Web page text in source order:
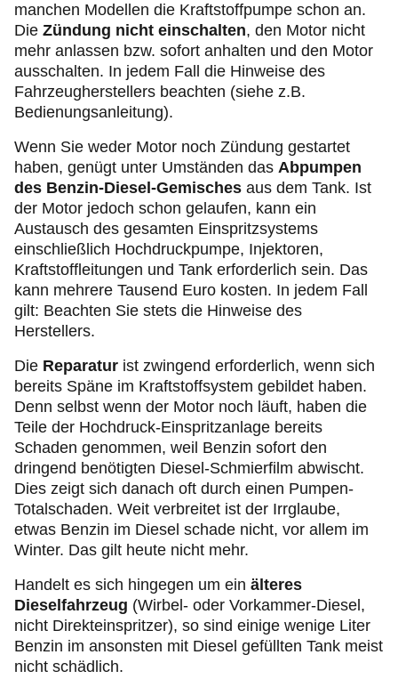
manchen Modellen die Kraftstoffpumpe schon an.
Die Zündung nicht einschalten, den Motor nicht
mehr anlassen bzw. sofort anhalten und den Motor
ausschalten. In jedem Fall die Hinweise des
Fahrzeugherstellers beachten (siehe z.B.
Bedienungsanleitung).
Wenn Sie weder Motor noch Zündung gestartet
haben, genügt unter Umständen das Abpumpen
des Benzin-Diesel-Gemisches aus dem Tank. Ist
der Motor jedoch schon gelaufen, kann ein
Austausch des gesamten Einspritzsystems
einschließlich Hochdruckpumpe, Injektoren,
Kraftstoffleitungen und Tank erforderlich sein. Das
kann mehrere Tausend Euro kosten. In jedem Fall
gilt: Beachten Sie stets die Hinweise des
Herstellers.
Die Reparatur ist zwingend erforderlich, wenn sich
bereits Späne im Kraftstoffsystem gebildet haben.
Denn selbst wenn der Motor noch läuft, haben die
Teile der Hochdruck-Einspritzanlage bereits
Schaden genommen, weil Benzin sofort den
dringend benötigten Diesel-Schmierfilm abwischt.
Dies zeigt sich danach oft durch einen Pumpen-
Totalschaden. Weit verbreitet ist der Irrglaube,
etwas Benzin im Diesel schade nicht, vor allem im
Winter. Das gilt heute nicht mehr.
Handelt es sich hingegen um ein älteres
Dieselfahrzeug (Wirbel- oder Vorkammer-Diesel,
nicht Direkteinspritzer), so sind einige wenige Liter
Benzin im ansonsten mit Diesel gefüllten Tank meist
nicht schädlich.